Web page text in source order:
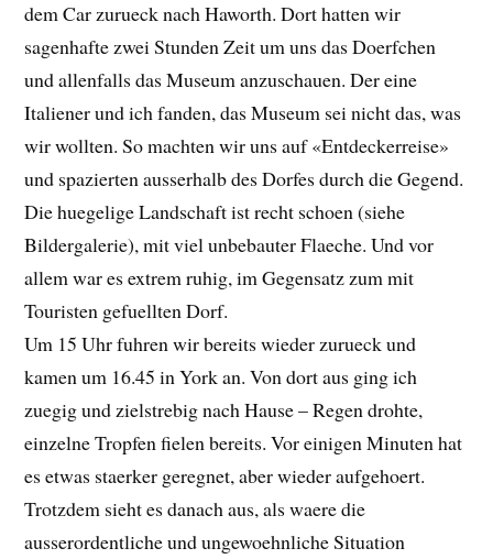
dem Car zurueck nach Haworth. Dort hatten wir
sagenhafte zwei Stunden Zeit um uns das Doerfchen
und allenfalls das Museum anzuschauen. Der eine
Italiener und ich fanden, das Museum sei nicht das, was
wir wollten. So machten wir uns auf «Entdeckerreise»
und spazierten ausserhalb des Dorfes durch die Gegend.
Die huegelige Landschaft ist recht schoen (siehe
Bildergalerie), mit viel unbebauter Flaeche. Und vor
allem war es extrem ruhig, im Gegensatz zum mit
Touristen gefuellten Dorf.
Um 15 Uhr fuhren wir bereits wieder zurueck und
kamen um 16.45 in York an. Von dort aus ging ich
zuegig und zielstrebig nach Hause – Regen drohte,
einzelne Tropfen fielen bereits. Vor einigen Minuten hat
es etwas staerker geregnet, aber wieder aufgehoert.
Trotzdem sieht es danach aus, als waere die
ausserordentliche und ungewoehnliche Situation